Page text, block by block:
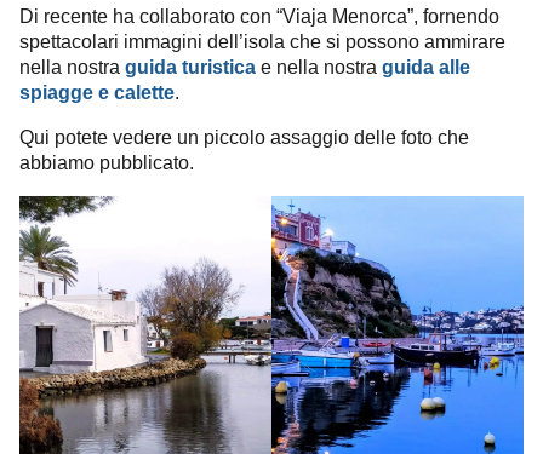
Di recente ha collaborato con “Viaja Menorca”, fornendo
spettacolari immagini dell’isola che si possono ammirare
nella nostra guida turistica e nella nostra guida alle
spiagge e calette.
Qui potete vedere un piccolo assaggio delle foto che
abbiamo pubblicato.